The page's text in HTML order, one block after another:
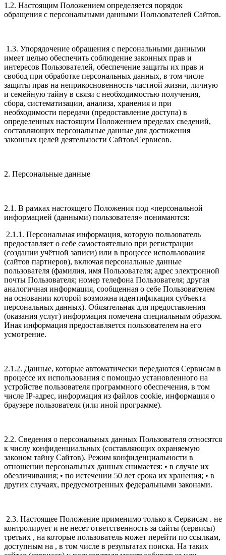
1.2. Настоящим Положением определяется порядок
обращения с персональными данными Пользователей Сайтов.
1.3. Упорядочение обращения с персональными данными
имеет целью обеспечить соблюдение законных прав и
интересов Пользователей, обеспечение защиты их прав и
свобод при обработке персональных данных, в том числе
защиты прав на неприкосновенность частной жизни, личную
и семейную тайну в связи с необходимостью получения,
сбора, систематизации, анализа, хранения и при
необходимости передачи (предоставление доступа) в
определенных настоящим Положением пределах сведений,
составляющих персональные данные для достижения
законных целей деятельности Сайтов/Сервисов.
2. Персональные данные
2.1. В рамках настоящего Положения под «персональной
информацией (данными) пользователя» понимаются:
2.1.1. Персональная информация, которую пользователь
предоставляет о себе самостоятельно при регистрации
(создании учётной записи) или в процессе использования
(сайтов партнеров), включая персональные данные
пользователя (фамилия, имя Пользователя; адрес электронной
почты Пользователя; номер телефона Пользователя; другая
аналогичная информация, сообщенная о себе Пользователем
на основании которой возможна идентификация субъекта
персональных данных). Обязательная для предоставления
(оказания услуг) информация помечена специальным образом.
Иная информация предоставляется пользователем на его
усмотрение.
2.1.2. Данные, которые автоматически передаются Сервисам в
процессе их использования с помощью установленного на
устройстве пользователя программного обеспечения, в том
числе IP-адрес, информация из файлов cookie, информация о
браузере пользователя (или иной программе).
2.2. Сведения о персональных данных Пользователя относятся
к числу конфиденциальных (составляющих охраняемую
законом тайну Сайтов). Режим конфиденциальности в
отношении персональных данных снимается: • в случае их
обезличивания; • по истечении 50 лет срока их хранения; • в
других случаях, предусмотренных федеральными законами.
2.3. Настоящее Положение применимо только к Сервисам . не
контролирует и не несет ответственность за сайты (сервисы)
третьих , на которые пользователь может перейти по ссылкам,
доступным на , в том числе в результатах поиска. На таких